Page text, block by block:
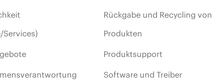
Services)
Rückgabe und Recycling von
Produkten
Produktsupport
Software und Treiber